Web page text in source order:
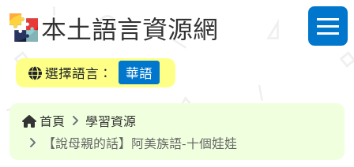
本土語言資源網
選單
選擇語言：
華語
首頁
學習資源
【說母親的話】阿美族語-十個娃娃